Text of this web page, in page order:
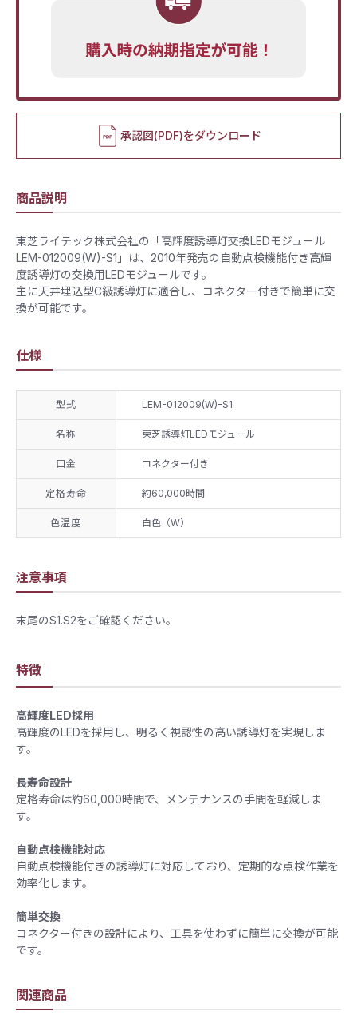
関連商品
承認図(PDF)をダウンロード
商品説明
東芝ライテック株式会社の「高輝度誘導灯交換LEDモジュール
LEM-012009(W)-S1」は、2010年発売の自動点検機能付き高輝
度誘導灯の交換用LEDモジュールです。
主に天井埋込型C級誘導灯に適合し、コネクター付きで簡単に交
換が可能です。
仕様
型式 LEM-012009(W)-S1
名称 東芝誘導灯LEDモジュール
口金 コネクター付き
定格寿命 ​約60,000時間
色温度 白色（W）
注意事項
末尾のS1.S2をご確認ください。
特徴
高輝度LED採用
​高輝度のLEDを採用し、明るく視認性の高い誘導灯を実現しま
す。​
長寿命設計
​定格寿命は約60,000時間で、メンテナンスの手間を軽減しま
す。​
自動点検機能対応
自動点検機能付きの誘導灯に対応しており、定期的な点検作業を
効率化します。​
簡単交換
コネクター付きの設計により、工具を使わずに簡単に交換が可能
です。